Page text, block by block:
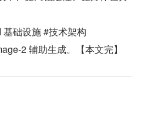
础设施 #技术架构
2 辅助生成。【本文完】